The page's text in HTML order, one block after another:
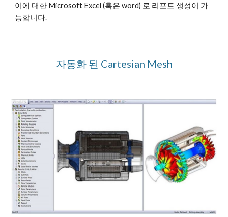
이에 대한 Microsoft Excel (혹은 word) 로 리포트 생성이 가
능합니다.
자동화 된 Cartesian Mesh